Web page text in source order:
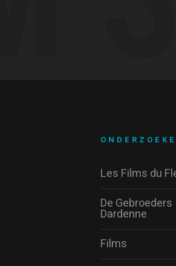
Les Films du
De Gebroeders
Dardenne
Films